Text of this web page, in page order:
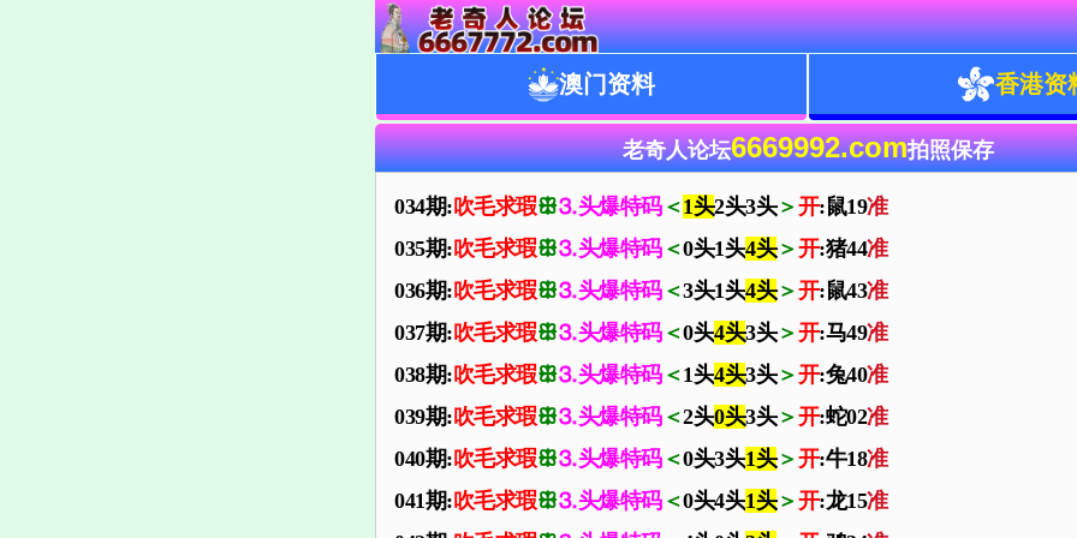
澳门资料 香港资
老奇人论坛6669992.com拍照保存
034期:吹毛求瑕ꕥ⒊头爆特码＜1头2头3头＞开:鼠19准
035期:吹毛求瑕ꕥ⒊头爆特码＜0头1头4头＞开:猪44准
036期:吹毛求瑕ꕥ⒊头爆特码＜3头1头4头＞开:鼠43准
037期:吹毛求瑕ꕥ⒊头爆特码＜0头4头3头＞开:马49准
038期:吹毛求瑕ꕥ⒊头爆特码＜1头4头3头＞开:兔40准
039期:吹毛求瑕ꕥ⒊头爆特码＜2头0头3头＞开:蛇02准
040期:吹毛求瑕ꕥ⒊头爆特码＜0头3头1头＞开:牛18准
041期:吹毛求瑕ꕥ⒊头爆特码＜0头4头1头＞开:龙15准